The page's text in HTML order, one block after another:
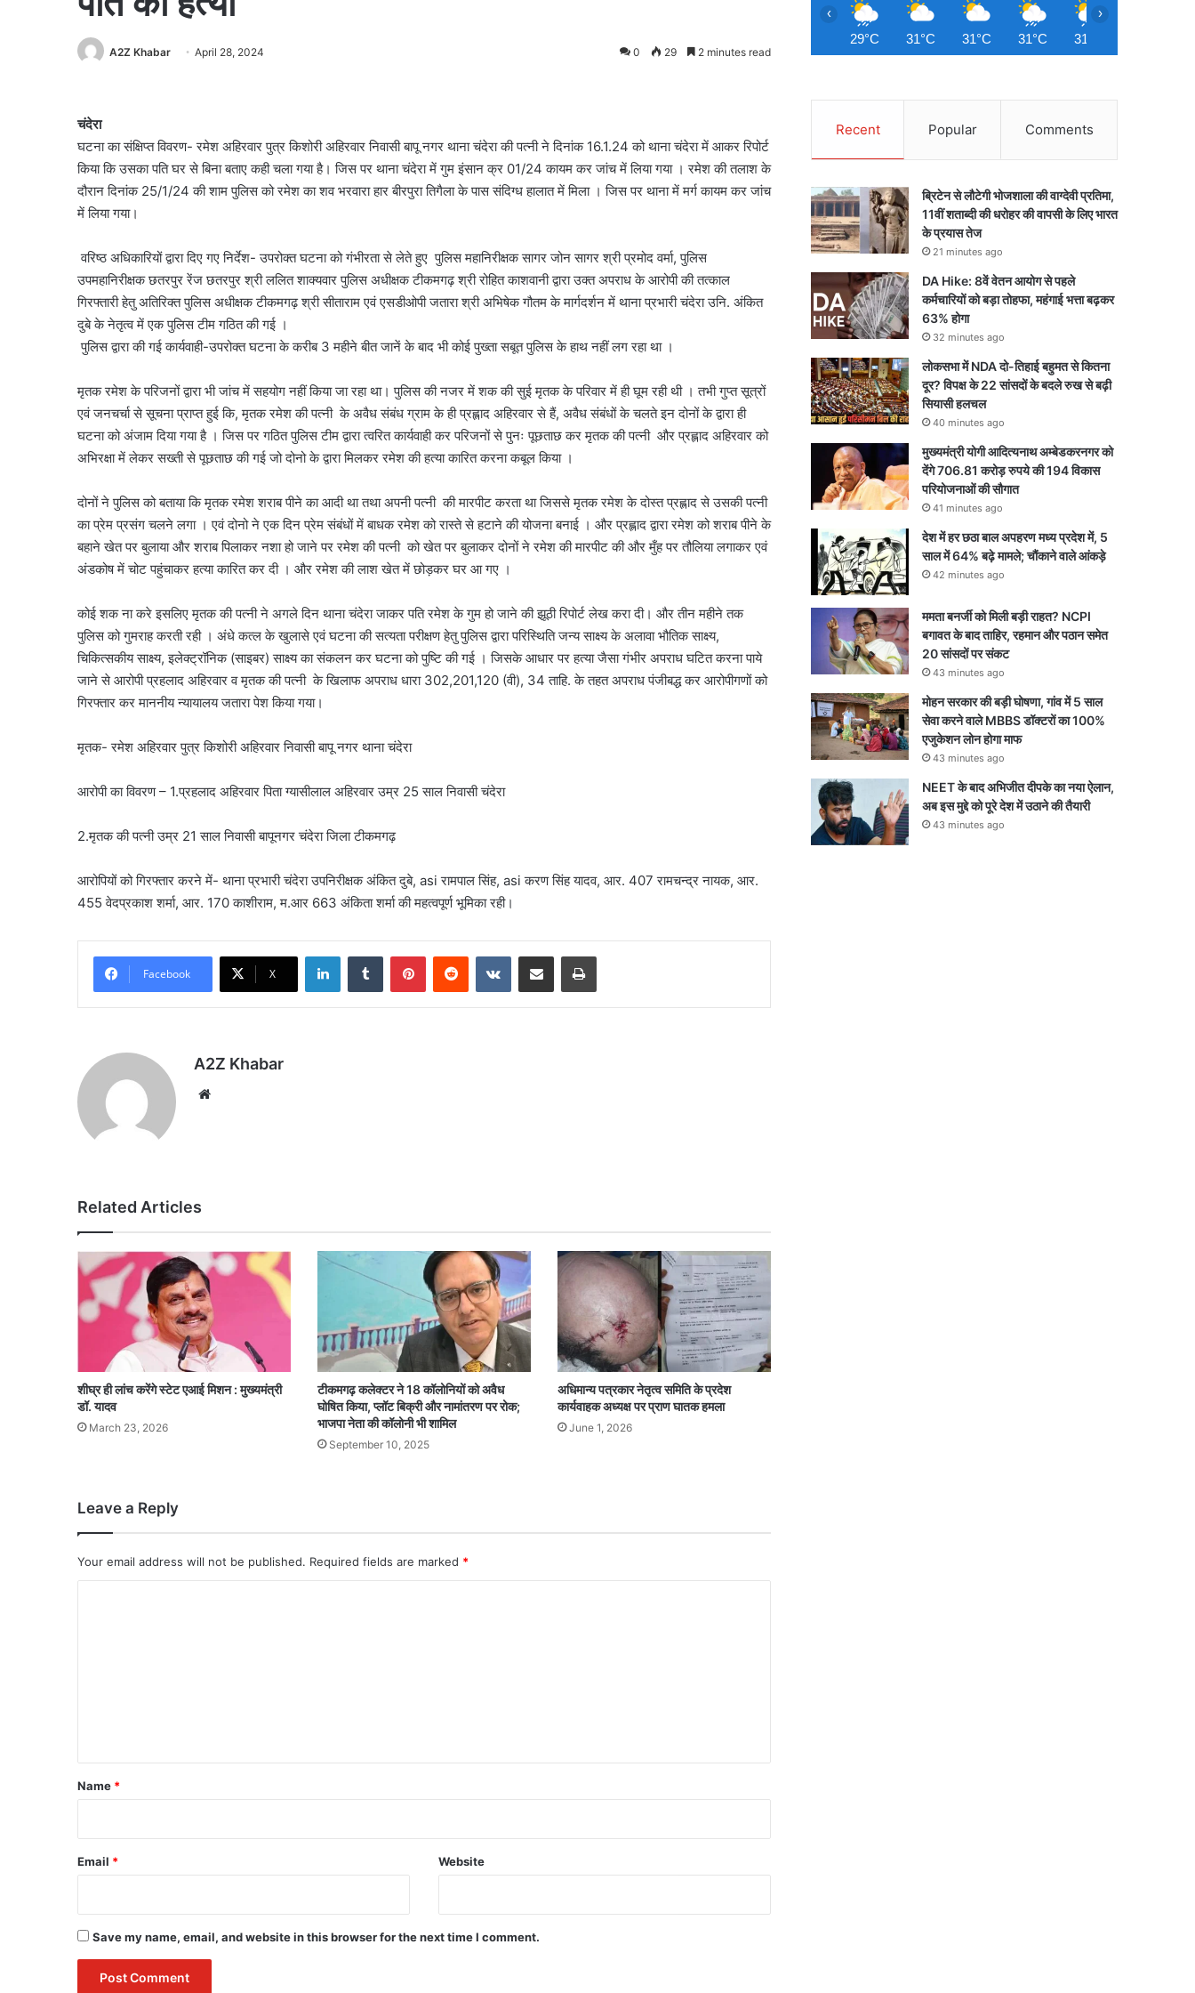
A2Z Khabar April 28, 2024 0 29 2 minutes read
चंदेरा
घटना का संक्षिप्त विवरण- रमेश अहिरवार पुत्र किशोरी अहिरवार निवासी बापू नगर थाना चंदेरा की पत्नी ने दिनांक 16.1.24 को थाना चंदेरा में आकर रिपोर्ट
किया कि उसका पति घर से बिना बताए कही चला गया है। जिस पर थाना चंदेरा में गुम इंसान क्र 01/24 कायम कर जांच में लिया गया । रमेश की तलाश के
दौरान दिनांक 25/1/24 की शाम पुलिस को रमेश का शव भरवारा हार बीरपुरा तिगैला के पास संदिग्ध हालात में मिला । जिस पर थाना में मर्ग कायम कर जांच
में लिया गया।
वरिष्ठ अधिकारियों द्वारा दिए गए निर्देश- उपरोक्त घटना को गंभीरता से लेते हुए पुलिस महानिरीक्षक सागर जोन सागर श्री प्रमोद वर्मा, पुलिस
उपमहानिरीक्षक छतरपुर रेंज छतरपुर श्री ललित शाक्यवार पुलिस अधीक्षक टीकमगढ़ श्री रोहित काशवानी द्वारा उक्त अपराध के आरोपी की तत्काल
गिरफ्तारी हेतु अतिरिक्त पुलिस अधीक्षक टीकमगढ़ श्री सीताराम एवं एसडीओपी जतारा श्री अभिषेक गौतम के मार्गदर्शन में थाना प्रभारी चंदेरा उनि. अंकित
दुबे के नेतृत्व में एक पुलिस टीम गठित की गई ।
पुलिस द्वारा की गई कार्यवाही-उपरोक्त घटना के करीब 3 महीने बीत जानें के बाद भी कोई पुख्ता सबूत पुलिस के हाथ नहीं लग रहा था ।
मृतक रमेश के परिजनों द्वारा भी जांच में सहयोग नहीं किया जा रहा था। पुलिस की नजर में शक की सुई मृतक के परिवार में ही घूम रही थी । तभी गुप्त सूत्रों
एवं जनचर्चा से सूचना प्राप्त हुई कि, मृतक रमेश की पत्नी के अवैध संबंध ग्राम के ही प्रह्लाद अहिरवार से हैं, अवैध संबंधों के चलते इन दोनों के द्वारा ही
घटना को अंजाम दिया गया है । जिस पर गठित पुलिस टीम द्वारा त्वरित कार्यवाही कर परिजनों से पुनः पूछताछ कर मृतक की पत्नी और प्रह्लाद अहिरवार को
अभिरक्षा में लेकर सख्ती से पूछताछ की गई जो दोनो के द्वारा मिलकर रमेश की हत्या कारित करना कबूल किया ।
दोनों ने पुलिस को बताया कि मृतक रमेश शराब पीने का आदी था तथा अपनी पत्नी की मारपीट करता था जिससे मृतक रमेश के दोस्त प्रह्लाद से उसकी पत्नी
का प्रेम प्रसंग चलने लगा । एवं दोनो ने एक दिन प्रेम संबंधों में बाधक रमेश को रास्ते से हटाने की योजना बनाई । और प्रह्लाद द्वारा रमेश को शराब पीने के
बहाने खेत पर बुलाया और शराब पिलाकर नशा हो जाने पर रमेश की पत्नी को खेत पर बुलाकर दोनों ने रमेश की मारपीट की और मुँह पर तौलिया लगाकर एवं
अंडकोष में चोट पहुंचाकर हत्या कारित कर दी । और रमेश की लाश खेत में छोड़कर घर आ गए ।
कोई शक ना करे इसलिए मृतक की पत्नी ने अगले दिन थाना चंदेरा जाकर पति रमेश के गुम हो जाने की झूठी रिपोर्ट लेख करा दी। और तीन महीने तक
पुलिस को गुमराह करती रही । अंधे कत्ल के खुलासे एवं घटना की सत्यता परीक्षण हेतु पुलिस द्वारा परिस्थिति जन्य साक्ष्य के अलावा भौतिक साक्ष्य,
चिकित्सकीय साक्ष्य, इलेक्ट्रॉनिक (साइबर) साक्ष्य का संकलन कर घटना को पुष्टि की गई । जिसके आधार पर हत्या जैसा गंभीर अपराध घटित करना पाये
जाने से आरोपी प्रहलाद अहिरवार व मृतक की पत्नी के खिलाफ अपराध धारा 302,201,120 (वी), 34 ताहि. के तहत अपराध पंजीबद्ध कर आरोपीगणों को
गिरफ्तार कर माननीय न्यायालय जतारा पेश किया गया।
मृतक- रमेश अहिरवार पुत्र किशोरी अहिरवार निवासी बापू नगर थाना चंदेरा
आरोपी का विवरण – 1.प्रहलाद अहिरवार पिता ग्यासीलाल अहिरवार उम्र 25 साल निवासी चंदेरा
2.मृतक की पत्नी उम्र 21 साल निवासी बापूनगर चंदेरा जिला टीकमगढ़
आरोपियों को गिरफ्तार करने में- थाना प्रभारी चंदेरा उपनिरीक्षक अंकित दुबे, asi रामपाल सिंह, asi करण सिंह यादव, आर. 407 रामचन्द्र नायक, आर.
455 वेदप्रकाश शर्मा, आर. 170 काशीराम, म.आर 663 अंकिता शर्मा की महत्वपूर्ण भूमिका रही।
Facebook X
LinkedInTumblr PinterestReddit VKontakteShare via Email Print
A2Z Khabar
Related Articles
शीघ्र ही लांच करेंगे स्टेट एआई मिशन : मुख्यमंत्री
डॉ. यादव
March 23, 2026
टीकमगढ़ कलेक्टर ने 18 कॉलोनियों को अवैध
घोषित किया, प्लॉट बिक्री और नामांतरण पर रोक;
भाजपा नेता की कॉलोनी भी शामिल
September 10, 2025
अधिमान्य पत्रकार नेतृत्व समिति के प्रदेश
कार्यवाहक अध्यक्ष पर प्राण घातक हमला
June 1, 2026
Leave a Reply
Your email address will not be published. Required fields are marked *
*
Name *
Email * Website
Save my name, email, and website in this browser for the next time I comment.
29°C 31°C 31°C 31°C 31°C
‹ ›
Recent Popular Comments
ब्रिटेन से लौटेगी भोजशाला की वाग्देवी प्रतिमा,
11वीं शताब्दी की धरोहर की वापसी के लिए भारत
के प्रयास तेज
21 minutes ago
DA Hike: 8वें वेतन आयोग से पहले
कर्मचारियों को बड़ा तोहफा, महंगाई भत्ता बढ़कर
63% होगा
32 minutes ago
लोकसभा में NDA दो-तिहाई बहुमत से कितना
दूर? विपक्ष के 22 सांसदों के बदले रुख से बढ़ी
सियासी हलचल
40 minutes ago
मुख्यमंत्री योगी आदित्यनाथ अम्बेडकरनगर को
देंगे 706.81 करोड़ रुपये की 194 विकास
परियोजनाओं की सौगात
41 minutes ago
देश में हर छठा बाल अपहरण मध्य प्रदेश में, 5
साल में 64% बढ़े मामले; चौंकाने वाले आंकड़े
42 minutes ago
ममता बनर्जी को मिली बड़ी राहत? NCPI
बगावत के बाद ताहिर, रहमान और पठान समेत
20 सांसदों पर संकट
43 minutes ago
मोहन सरकार की बड़ी घोषणा, गांव में 5 साल
सेवा करने वाले MBBS डॉक्टरों का 100%
एजुकेशन लोन होगा माफ
43 minutes ago
NEET के बाद अभिजीत दीपके का नया ऐलान,
अब इस मुद्दे को पूरे देश में उठाने की तैयारी
43 minutes ago